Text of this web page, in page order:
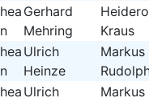
Gerhard
Mehring
Kraus
Ulrich
Heinze
Markus
Ulrich
Markus